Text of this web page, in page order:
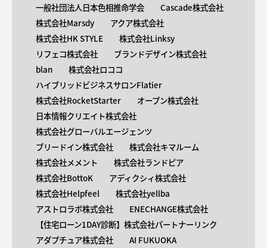
一般社団法人日本色相推命学会
Cascade株式会社
株式会社Marsdy
アクア株式会社
株式会社HK STYLE
株式会社Linksy
リフェコ株式会社
ブランドデザイン株式会社
blan
株式会社ロココ
ハイブリッドビジネスサロンFlatier
株式会社RocketStarter
オープン株式会社
日本情報クリエイト株式会社
株式会社グローバルエージェンツ
ブリードイン株式会社
株式会社キマルーム
株式会社メメント
株式会社ランドピア
株式会社BottoK
アディクシィ株式会社
株式会社Helpfeel
株式会社yellba
アストロラボ株式会社
ENECHANGE株式会社
【住宅ローン1DAY診断】株式会社パートナーリンク
アダプチュア株式会社
AI FUKUOKA